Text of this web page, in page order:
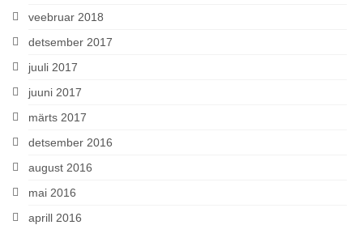
veebruar 2018
detsember 2017
juuli 2017
juuni 2017
märts 2017
detsember 2016
august 2016
mai 2016
aprill 2016